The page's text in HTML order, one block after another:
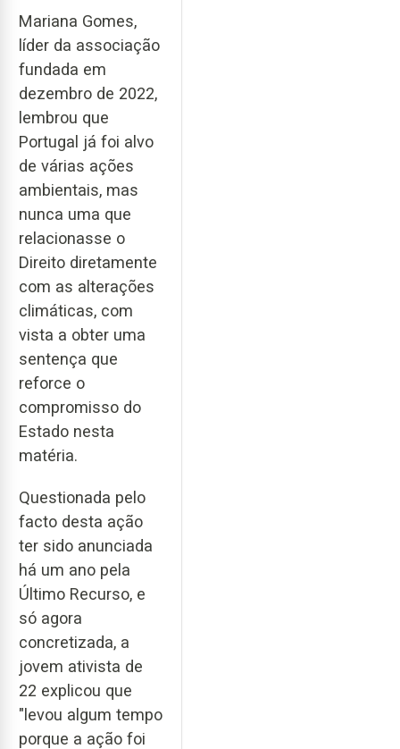
Mariana Gomes,
líder da associação
fundada em
dezembro de 2022,
lembrou que
Portugal já foi alvo
de várias ações
ambientais, mas
nunca uma que
relacionasse o
Direito diretamente
com as alterações
climáticas, com
vista a obter uma
sentença que
reforce o
compromisso do
Estado nesta
matéria.
Questionada pelo
facto desta ação
ter sido anunciada
há um ano pela
Último Recurso, e
só agora
concretizada, a
jovem ativista de
22 explicou que
"levou algum tempo
porque a ação foi